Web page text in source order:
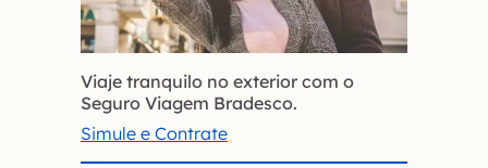
Viaje tranquilo no exterior com o
Seguro Viagem Bradesco.
Simule e Contrate